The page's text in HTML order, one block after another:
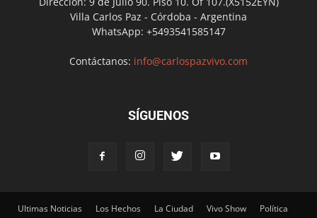
Villa Carlos Paz - Córdoba - Argentina
WhatsApp: +5493541585147
Contáctanos: info@carlospazvivo.com
SÍGUENOS
Ultimas Noticias Los Hechos La Ciudad Vivo Show
Política